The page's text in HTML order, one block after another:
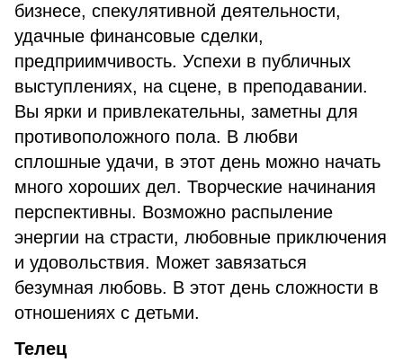
бизнесе, спекулятивной деятельности,
удачные финансовые сделки,
предприимчивость. Успехи в публичных
выступлениях, на сцене, в преподавании.
Вы ярки и привлекательны, заметны для
противоположного пола. В любви
сплошные удачи, в этот день можно начать
много хороших дел. Творческие начинания
перспективны. Возможно распыление
энергии на страсти, любовные приключения
и удовольствия. Может завязаться
безумная любовь. В этот день сложности в
отношениях с детьми.
Телец